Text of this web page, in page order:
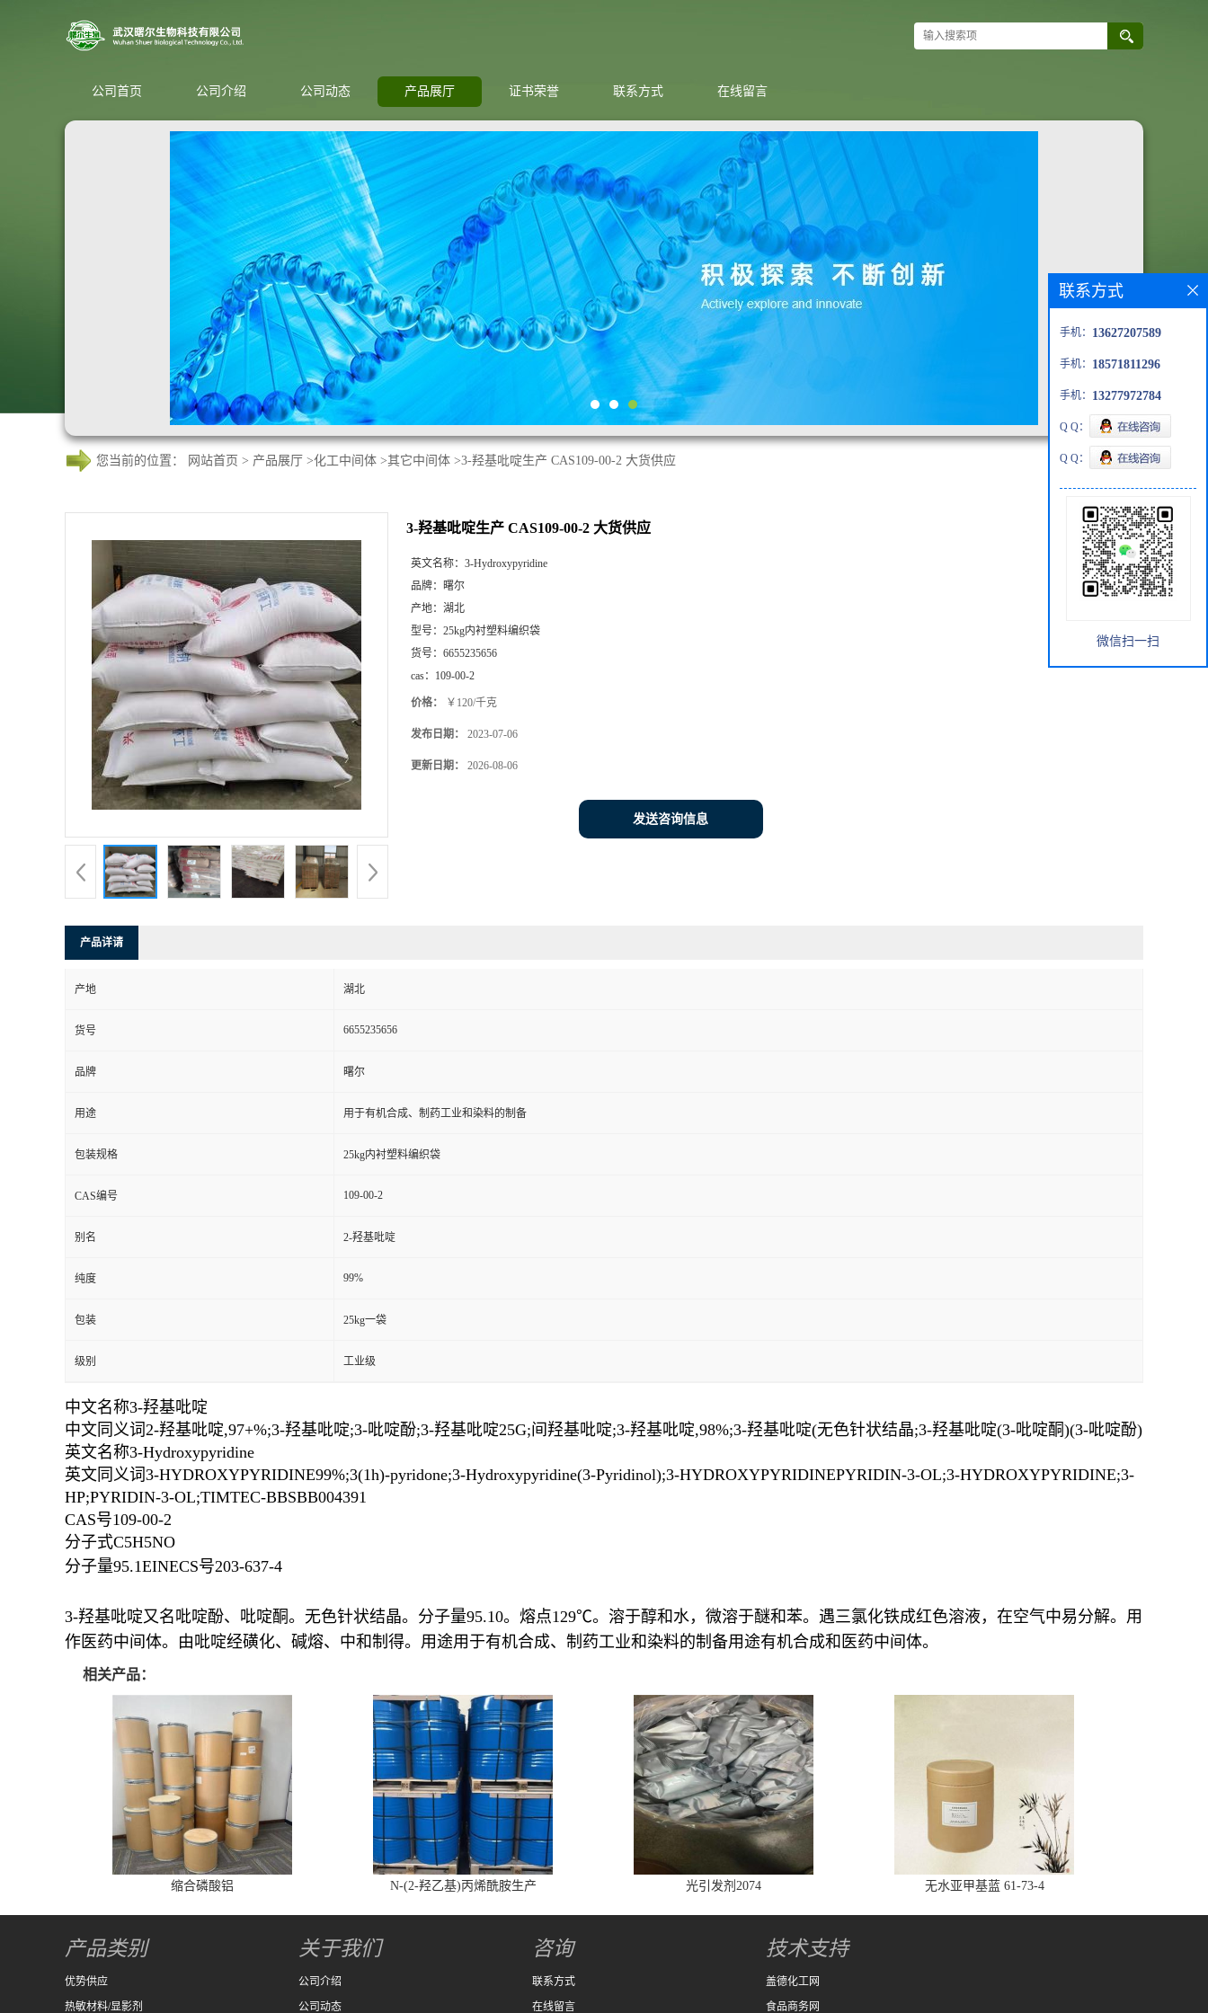
公司首页 公司介绍 公司动态 产品展厅 证书荣誉 联系方式 在线留言
您当前的位置： 网站首页 > 产品展厅 >化工中间体 >其它中间体 >3-羟基吡啶生产 CAS109-00-2 大货供应
3-羟基吡啶生产 CAS109-00-2 大货供应
英文名称： 3-Hydroxypyridine
品牌： 曙尔
产地： 湖北
型号： 25kg内衬塑料编织袋
货号： 6655235656
cas： 109-00-2
价格： ￥120/千克
发布日期： 2023-07-06
更新日期： 2026-08-06
发送咨询信息
产品详请
产地 湖北
货号 6655235656
品牌 曙尔
用途 用于有机合成、制药工业和染料的制备
包装规格 25kg内衬塑料编织袋
CAS编号 109-00-2
别名 2-羟基吡啶
纯度 99%
包装 25kg一袋
级别 工业级
中文名称3-羟基吡啶
中文同义词2-羟基吡啶,97+%;3-羟基吡啶;3-吡啶酚;3-羟基吡啶25G;间羟基吡啶;3-羟基吡啶,98%;3-羟基吡啶(无色针状结晶;3-羟基吡啶(3-吡啶酮)(3-吡啶酚)
英文名称3-Hydroxypyridine
英文同义词3-HYDROXYPYRIDINE99%;3(1h)-pyridone;3-Hydroxypyridine(3-Pyridinol);3-HYDROXYPYRIDINEPYRIDIN-3-OL;3-HYDROXYPYRIDINE;3-
HP;PYRIDIN-3-OL;TIMTEC-BBSBB004391
CAS号109-00-2
分子式C5H5NO
分子量95.1EINECS号203-637-4
3-羟基吡啶又名吡啶酚、吡啶酮。无色针状结晶。分子量95.10。熔点129℃。溶于醇和水，微溶于醚和苯。遇三氯化铁成红色溶液，在空气中易分解。用
作医药中间体。由吡啶经磺化、碱熔、中和制得。用途用于有机合成、制药工业和染料的制备用途有机合成和医药中间体。
相关产品：
缩合磷酸铝 N-(2-羟乙基)丙烯酰胺生产 光引发剂2074 无水亚甲基蓝 61-73-4
联系方式
手机： 13627207589
手机： 18571811296
手机： 13277972784
Q Q：
Q Q：
微信扫一扫
产品类别
优势供应
热敏材料/显影剂
关于我们
公司介绍
公司动态
咨询
联系方式
在线留言
技术支持
盖德化工网
食品商务网